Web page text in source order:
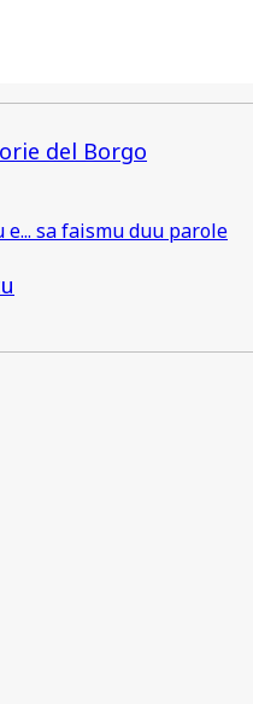
del Borgo